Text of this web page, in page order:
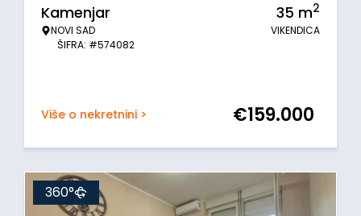
Kamenjar
NOVI SAD
ŠIFRA: #574082
35 m2
VIKENDICA
Više o nekretnini > €159.000
360°